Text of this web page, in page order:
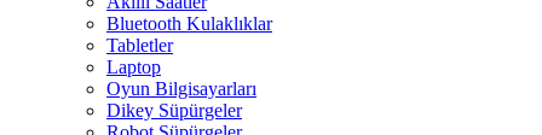
Bluetooth Kulaklıklar
Tabletler
Laptop
Oyun Bilgisayarları
Dikey Süpürgeler